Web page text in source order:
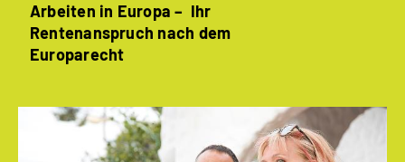
Arbeiten in Europa – Ihr
Rentenanspruch nach dem
Europarecht